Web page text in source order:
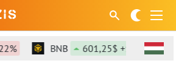
BNB 601,25$ +1,33%